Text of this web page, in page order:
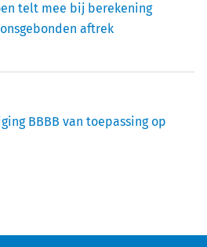
telt mee bij berekening
aftrek
BBBB van toepassing op